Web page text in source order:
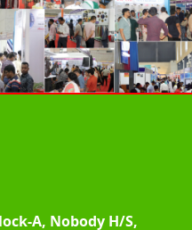
A, Nobody H/S,